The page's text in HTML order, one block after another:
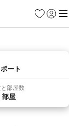
お気に入り
ログイ
メ
ート
部屋数
部屋